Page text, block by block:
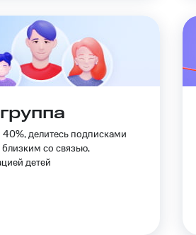
делитесь подписками
со связью,
детей